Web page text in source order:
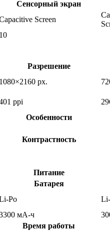
Сенсорный экран
Screen
10
Разрешение
1080×2160 px.
ppi
Особенности
Контрастность
Питание
Батарея
Po
мА-ч
Время работы